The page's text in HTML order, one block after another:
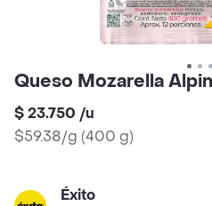
Queso Mozarella
$ 23.750 /u
$59.38/g (400 g)
Éxito